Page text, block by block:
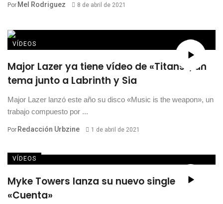
Por Mel Rodriguez 8 de abril de 2021
VÍDEOS
Major Lazer ya tiene vídeo de «Titans», un
tema junto a Labrinth y Sia
Major Lazer lanzó este año su disco «Music is the weapon», un
trabajo compuesto por ...
Por Redacción Urbzine 1 de abril de 2021
VÍDEOS
Myke Towers lanza su nuevo single
«Cuenta»